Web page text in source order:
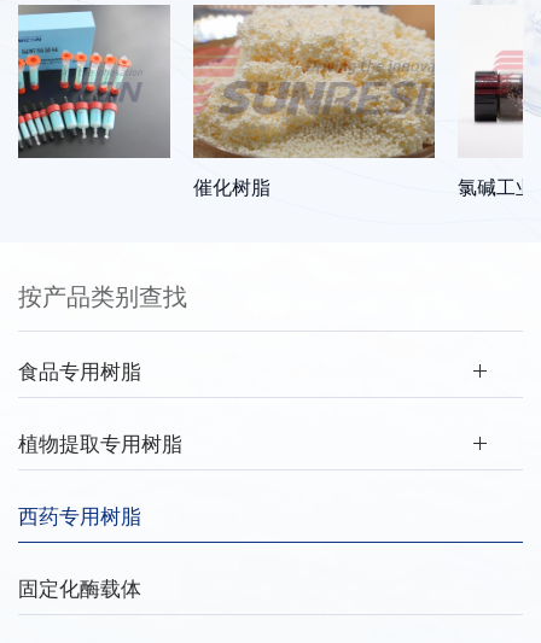
催化树脂 氯碱工业专
按产品类别查找
食品专用树脂
植物提取专用树脂
西药专用树脂
固定化酶载体